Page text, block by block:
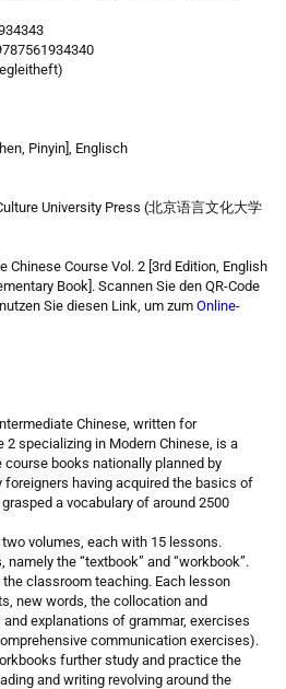
Pinyin], Englisch
University Press (北京语言文化大学
Chinese Course Vol. 2 [3rd Edition, English
Book]. Scannen Sie den QR-Code
Sie diesen Link, um zum Online-
Chinese, written for
specializing in Modern Chinese, is a
books nationally planned by
foreigners having acquired the basics of
a vocabulary of around 2500
volumes, each with 15 lessons.
the “textbook” and “workbook”.
classroom teaching. Each lesson
new words, the collocation and
explanations of grammar, exercises
communication exercises).
further study and practice the
and writing revolving around the